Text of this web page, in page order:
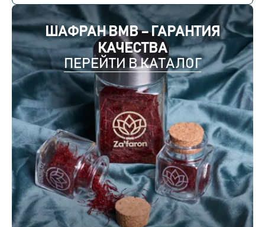
ШАФРАН BMB – ГАРАНТИЯ
КАЧЕСТВА
ПЕРЕЙТИ В КАТАЛОГ